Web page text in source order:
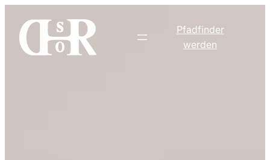
Inhalt
springen
Pfadfinder
werden